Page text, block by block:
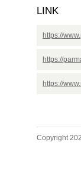
LINK
https://
https://
https://
Copyright